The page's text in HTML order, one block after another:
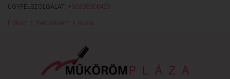
ÜGYFÉLSZOLGÁLAT: +36303606429
Fiókom Rendeléseim Kosár